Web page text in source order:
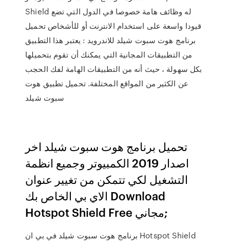
Shield له وظائف هامة خصوصا في الدول التي تضع
قيودا واسعة على استخدام الانترنت أو للأشخاص تحميل
برنامج هوت سبوت شيلد للاندرويد : يعتبر هذا التطبيق
من التطبيقات المجانية التي يمكنك أن تقوم بتحميلها
بكل سهولة ، حيث أنه من التطبيقات الهامة لفك الحجب
عن الكثير من المواقع المختلفة. تحميل تطبيق هوت
سبوت شيلد
تحميل برنامج هوت سبوت شيلد اخر
اصدار 2019 الكمبيوتر وجميع انظمة
التشغيل لكي تتمكن من تغيير عنوان
الاي بي الخاص بك Download
Hotspot Shield Free مجاني;
برنامج هوت سبوت شيلد في بي ان Hotspot Shield